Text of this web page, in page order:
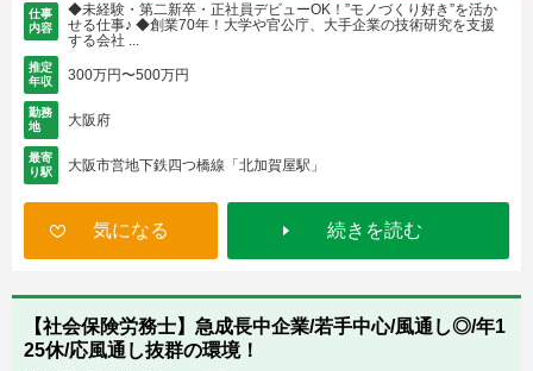
仕事
内容
◆未経験・第二新卒・正社員デビューOK！”モノづくり好き”を活か
せる仕事♪ ◆創業70年！大学や官公庁、大手企業の技術研究を支援
する会社 ...
推定
年収
300万円〜500万円
勤務
地
大阪府
最寄
り駅
大阪市営地下鉄四つ橋線「北加賀屋駅」
気になる 続きを読む
【社会保険労務士】急成長中企業/若手中心/風通し◎/年1
25休/応風通し抜群の環境！